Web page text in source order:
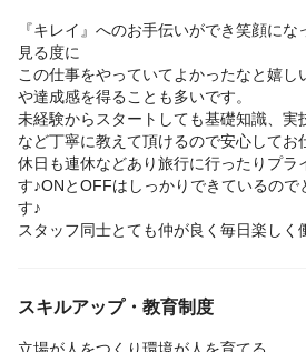
『キレイ』へのお手伝いができ笑顔に
見る度に
この仕事をやっていてよかったなと嬉し
や達成感を得ることも多いです。
未経験からスタートしても基礎知識、実
など丁寧に教えて頂けるので安心してお
休日も連休などあり旅行に行ったりプラ
す♪ONとOFFはしっかりできているので
す♪
スタッフ同士とても仲が良く毎日楽しく
スキルアップ・教育制度